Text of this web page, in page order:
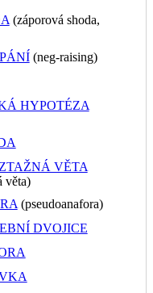
(záporová shoda,
(neg-raising)
HYPOTÉZA
VĚTA
věta)
(pseudoanafora)
DVOJICE